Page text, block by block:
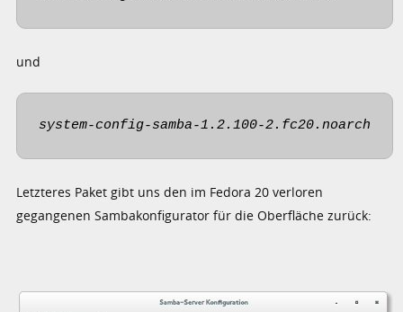
und
system-config-samba-1.2.100-2.fc20.noarch
Letzteres Paket gibt uns den im Fedora 20 verloren
gegangenen Sambakonfigurator für die Oberfläche zurück: